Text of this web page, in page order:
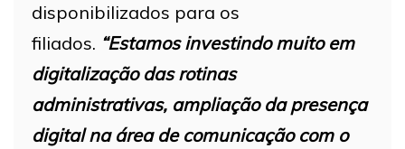
disponibilizados para os
filiados. “Estamos investindo muito em
digitalização das rotinas
administrativas, ampliação da presença
digital na área de comunicação com o